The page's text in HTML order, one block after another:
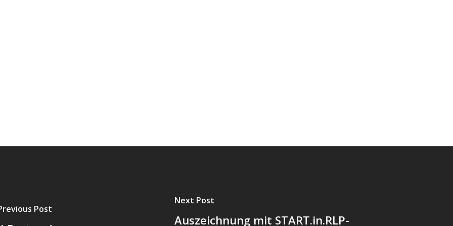
Post
Next Post
Auszeichnung mit START.in.RLP-